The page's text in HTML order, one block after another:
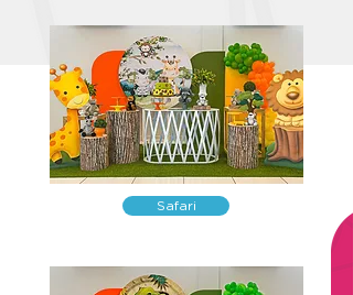
Safari